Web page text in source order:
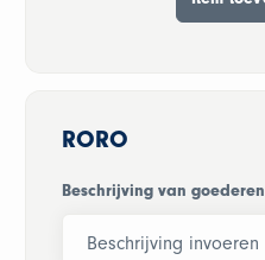
RORO
Beschrijving van goederen